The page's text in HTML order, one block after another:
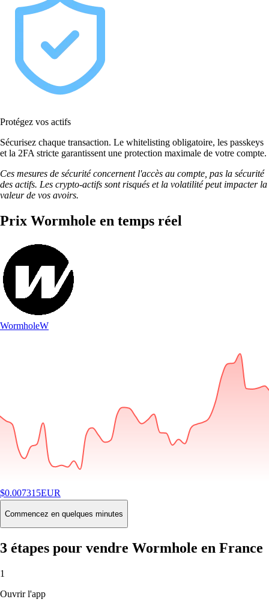
Protégez vos actifs
Sécurisez chaque transaction. Le whitelisting obligatoire, les passkeys
et la 2FA stricte garantissent une protection maximale de votre compte.
Ces mesures de sécurité concernent l'accès au compte, pas la sécurité
des actifs. Les crypto-actifs sont risqués et la volatilité peut impacter la
valeur de vos avoirs.
Prix Wormhole en temps réel
WormholeW
$0.007315EUR
-0.45%24H
Buy
Commencez en quelques minutes
3 étapes pour vendre Wormhole en France
1
Ouvrir l'app